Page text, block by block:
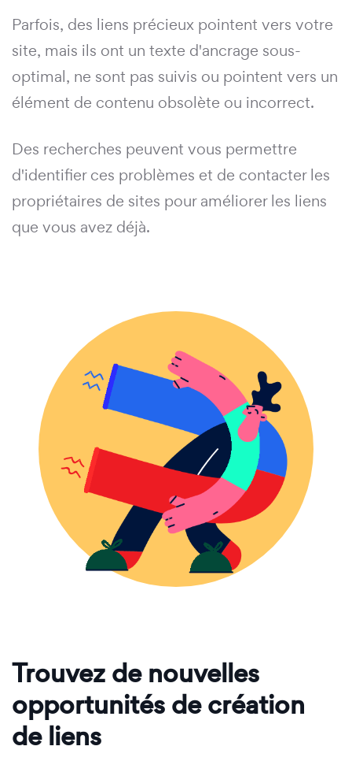
Parfois, des liens précieux pointent vers votre
site, mais ils ont un texte d'ancrage sous-
optimal, ne sont pas suivis ou pointent vers un
élément de contenu obsolète ou incorrect.
Des recherches peuvent vous permettre
d'identifier ces problèmes et de contacter les
propriétaires de sites pour améliorer les liens
que vous avez déjà.
Trouvez de nouvelles
opportunités de création
de liens